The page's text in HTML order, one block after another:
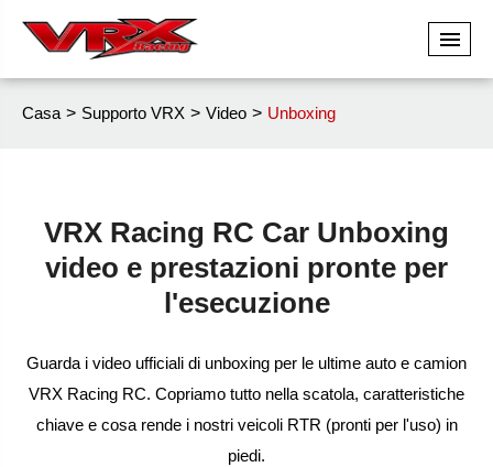
Casa Supporto VRX Video Unboxing
VRX Racing RC Car Unboxing
video e prestazioni pronte per
l'esecuzione
Guarda i video ufficiali di unboxing per le ultime auto e camion
VRX Racing RC. Copriamo tutto nella scatola, caratteristiche
chiave e cosa rende i nostri veicoli RTR (pronti per l'uso) in
piedi.